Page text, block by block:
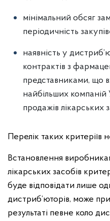
мінімальний обсяг
періодичність
наявність у
контрактів з
представниками, що
найбільших компаній
продажів лікарських
Перелік таких критеріїв
Встановлення
лікарських засобів
буде відповідати лише
дистриб’юторів, може
результаті певне коло